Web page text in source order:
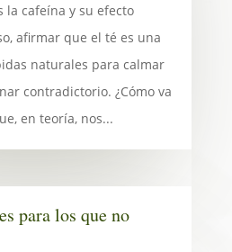
la cafeína y su efecto
afirmar que el té es una
naturales para calmar
contradictorio. ¿Cómo va
en teoría, nos...
para los que no